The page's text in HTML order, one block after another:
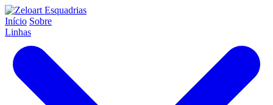
Início Sobre
Linhas